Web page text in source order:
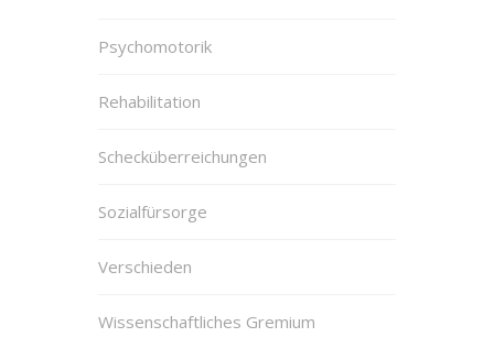
Psychomotorik
Rehabilitation
Schecküberreichungen
Sozialfürsorge
Verschieden
Wissenschaftliches Gremium